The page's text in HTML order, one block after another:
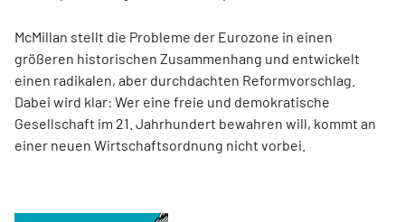
McMillan stellt die Probleme der Eurozone in einen
größeren historischen Zusammenhang und entwickelt
einen radikalen, aber durchdachten Reformvorschlag.
Dabei wird klar: Wer eine freie und demokratische
Gesellschaft im 21. Jahrhundert bewahren will, kommt an
einer neuen Wirtschaftsordnung nicht vorbei.